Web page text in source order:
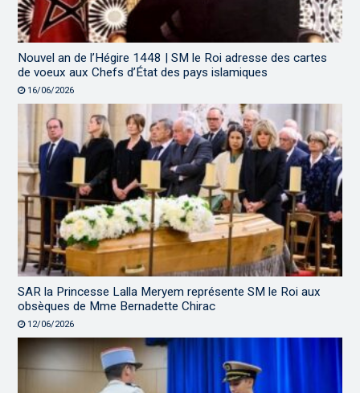
Nouvel an de l’Hégire 1448 | SM le Roi adresse des cartes
de voeux aux Chefs d’État des pays islamiques
16/06/2026
SAR la Princesse Lalla Meryem représente SM le Roi aux
obsèques de Mme Bernadette Chirac
12/06/2026